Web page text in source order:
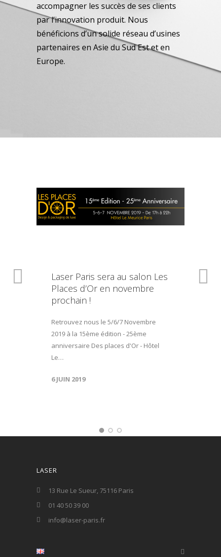
accompagner les succès de ses clients
par l’innovation produit. Nous
bénéficions d’un solide réseau d’usines
partenaires en Asie du Sud Est et en
Europe.
Laser Paris sera au salon Les
Places d’Or en novembre
prochain !
Retrouvez nous le 5/6/7 Novembre
2019 à la 15ème édition - 25ème
anniversaire Des places d'Or - Hôtel
Le…
6 JUIN 2019
LASER
13 Rue Le Sueur, 75116 Paris
01 40 50 39 00
info@laser-paris.fr